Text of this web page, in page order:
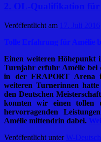
2. OL-Qualifikation für
Veröffentlicht am 17. Juli 2016
Tolle Erfahrung für Amélie
Einen weiteren Höhepunkt
Turnjahr erfuhr Amélie bei
in der FRAPORT Arena
weiteren Turnerinnen
den Deutschen
konnten wir einen tollen
hervorragenden
Amélie mittendrin dabei.
Veröffentlicht unter W-